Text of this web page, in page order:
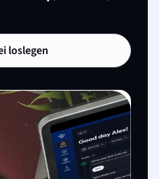
loslegen